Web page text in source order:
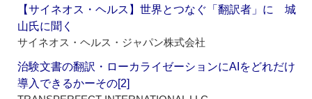
【サイネオス・ヘルス】世界とつなぐ「翻訳者」に 城
山氏に聞く
サイネオス・ヘルス・ジャパン株式会社
治験文書の翻訳・ローカライゼーションにAIをどれだけ
導入できるかーその[2]